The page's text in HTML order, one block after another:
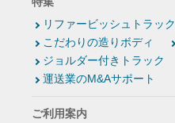
リファービッシュトラック
こだわりの造りボディ
ジョルダー付きトラック
運送業のM&Aサポート
ご利用案内